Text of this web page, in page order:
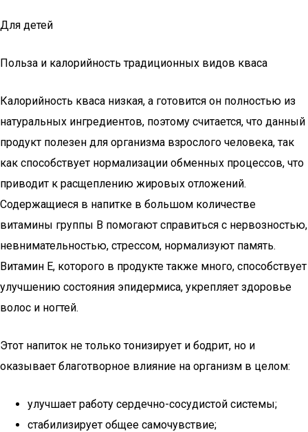
Для детей
Польза и калорийность традиционных видов кваса
Калорийность кваса низкая, а готовится он полностью из
натуральных ингредиентов, поэтому считается, что данный
продукт полезен для организма взрослого человека, так
как способствует нормализации обменных процессов, что
приводит к расщеплению жировых отложений.
Содержащиеся в напитке в большом количестве
витамины группы В помогают справиться с нервозностью,
невнимательностью, стрессом, нормализуют память.
Витамин Е, которого в продукте также много, способствует
улучшению состояния эпидермиса, укрепляет здоровье
волос и ногтей.
Этот напиток не только тонизирует и бодрит, но и
оказывает благотворное влияние на организм в целом:
улучшает работу сердечно-сосудистой системы;
стабилизирует общее самочувствие;